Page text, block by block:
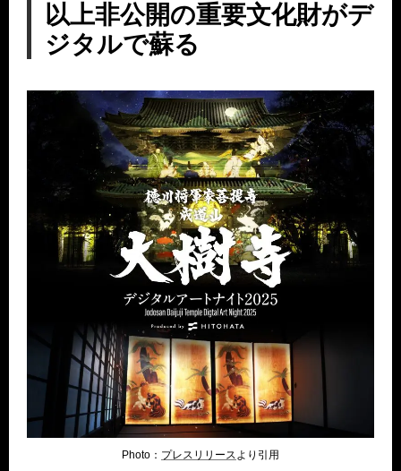
以上非公開の重要文化財がデ
ジタルで蘇る
Photo： プレスリリースより引用